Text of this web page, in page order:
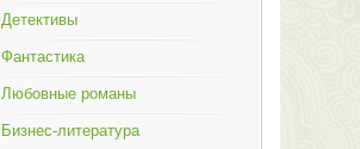
Детективы
Фантастика
Любовные романы
Бизнес-литература